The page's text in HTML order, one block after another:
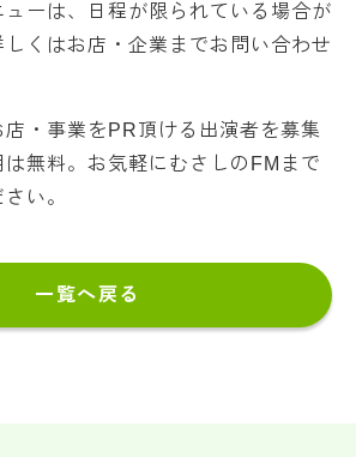
ューは、日程が限られている場合が
くはお店・企業までお問い合わせ
店・事業をPR頂ける出演者を募集
は無料。お気軽にむさしのFMまで
い。
一覧へ戻る